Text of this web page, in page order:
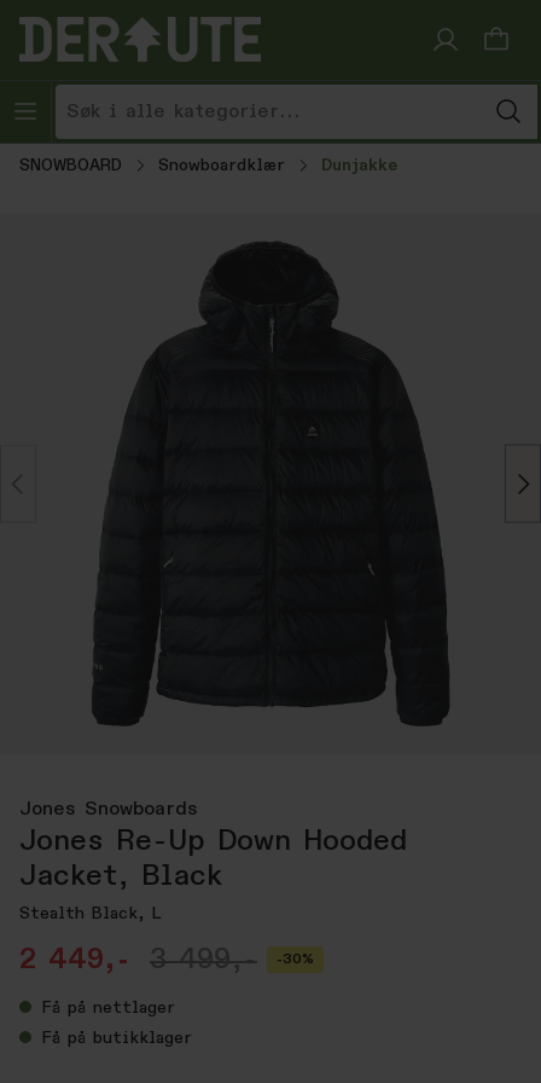
Hopp til innhold
SNOWBOARD Snowboardklær Dunjakke
Jones Snowboards
Jones Re-Up Down Hooded
Jacket, Black
Stealth Black, L
2 449,- 3 499,- -30%
Få på nettlager
Få på butikklager